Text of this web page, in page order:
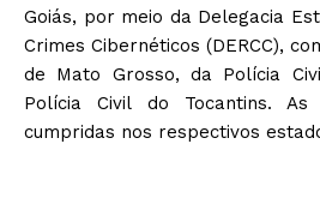
Goiás, por meio da Delegacia
Crimes Cibernéticos (DERCC),
de Mato Grosso, da Polícia
Polícia Civil do Tocantins. As
cumpridas nos respectivos